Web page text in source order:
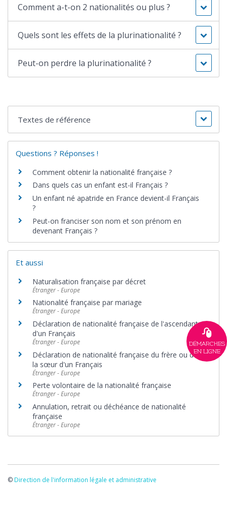
Comment a-t-on 2 nationalités ou plus ?
Quels sont les effets de la plurinationalité ?
Peut-on perdre la plurinationalité ?
Textes de référence
Questions ? Réponses !
Comment obtenir la nationalité française ?
Dans quels cas un enfant est-il Français ?
Un enfant né apatride en France devient-il Français
?
Peut-on franciser son nom et son prénom en
devenant Français ?
Et aussi
Naturalisation française par décret
Étranger - Europe
Nationalité française par mariage
Étranger - Europe
Déclaration de nationalité française de l'ascendant
d'un Français
Étranger - Europe
Déclaration de nationalité française du frère ou de
la sœur d'un Français
Étranger - Europe
Perte volontaire de la nationalité française
Étranger - Europe
Annulation, retrait ou déchéance de nationalité
française
Étranger - Europe
© Direction de l'information légale et administrative
DÉMARCHES
EN LIGNE